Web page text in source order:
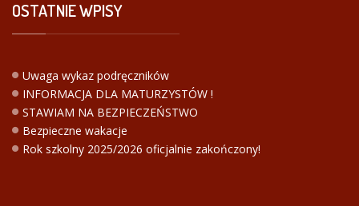
OSTATNIEWPISY
Uwaga wykaz podręczników
INFORMACJA DLA MATURZYSTÓW !
STAWIAM NA BEZPIECZEŃSTWO
Bezpieczne wakacje
Rok szkolny 2025/2026 oficjalnie zakończony!